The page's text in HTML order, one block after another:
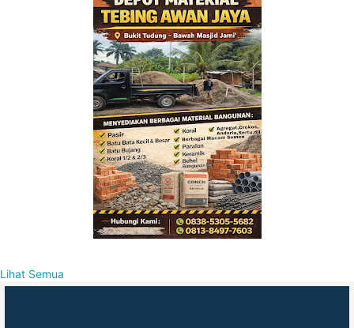
Lihat Semua